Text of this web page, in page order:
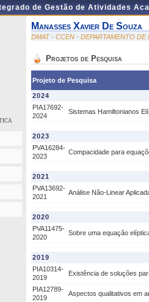
de Gestão de Atividades
Manasses Xavier De Souza
DMAT - CCEN - DEPARTAMENTO DE
Projetos de Pesquisa
Projeto de Pesquisa
2024
PIA17692-
2024
Sistemas Hamiltonianos
2023
PVA16284-
2023
Compacidade para
2021
PVA13692-
2021
Análise Não-Linear
2020
PVA11475-
2020
Sobre uma equação
2019
PIA10314-
2019
Existência de soluções
PIA12789-
2019
Aspectos qualitativos em